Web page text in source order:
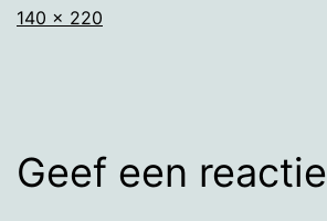
Volledige
140 × 220
Geef een reactie